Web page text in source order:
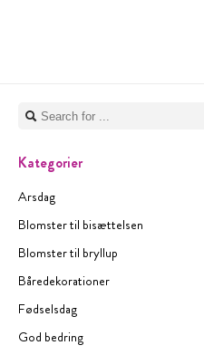
Kategorier
Arsdag
Blomster til bisættelsen
Blomster til bryllup
Båredekorationer
Fødselsdag
God bedring